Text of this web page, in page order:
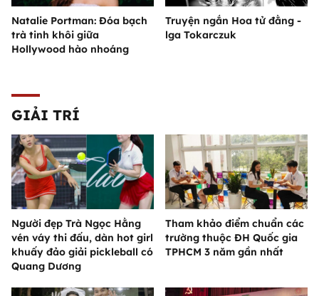
Natalie Portman: Đóa bạch
trà tinh khôi giữa
Hollywood hào nhoáng
Truyện ngắn Hoa tử đằng -
lga Tokarczuk
GIẢI TRÍ
Người đẹp Trà Ngọc Hằng
vén váy thi đấu, dàn hot girl
khuấy đảo giải pickleball có
Quang Dương
Tham khảo điểm chuẩn các
trường thuộc ĐH Quốc gia
TPHCM 3 năm gần nhất